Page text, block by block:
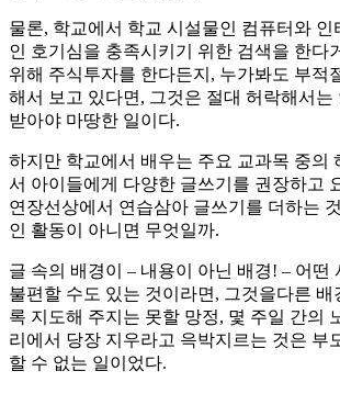
물론, 학교에서 학교 시설물인 컴퓨터와 인
인 호기심을 충족시키기 위한 검색을 한다
위해 주식투자를 한다든지, 누가봐도 부적
해서 보고 있다면, 그것은 절대 허락해서는
받아야 마땅한 일이다.
하지만 학교에서 배우는 주요 교과목 중의
서 아이들에게 다양한 글쓰기를 권장하고
연장선상에서 연습삼아 글쓰기를 더하는
인 활동이 아니면 무엇일까.
글 속의 배경이 – 내용이 아닌 배경! – 어떤
불편할 수도 있는 것이라면, 그것을다른 배
록 지도해 주지는 못할 망정, 몇 주일 간의
리에서 당장 지우라고 윽박지르는 것은 부
할 수 없는 일이었다.